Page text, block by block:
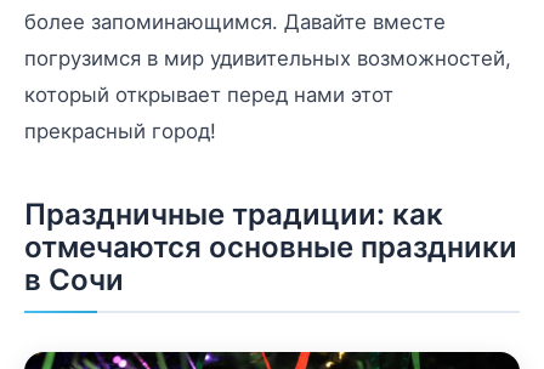
более запоминающимся. Давайте вместе
погрузимся в мир удивительных возможностей,
который открывает перед нами этот
прекрасный город!
Праздничные традиции: как
отмечаются основные праздники
в Сочи